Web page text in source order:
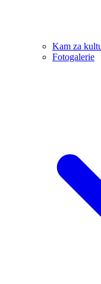
Kam za
Fotogalerie